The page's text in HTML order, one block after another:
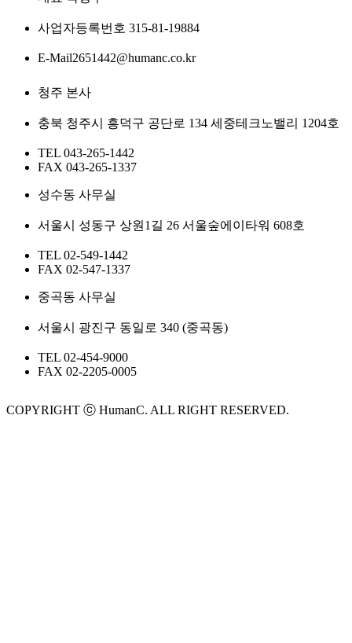
사업자등록번호 315-81-19884
E-Mail2651442@humanc.co.kr
청주 본사
충북 청주시 흥덕구 공단로 134 세중테크노밸리 1204호
TEL 043-265-1442
FAX 043-265-1337
성수동 사무실
서울시 성동구 상원1길 26 서울숲에이타워 608호
TEL 02-549-1442
FAX 02-547-1337
중곡동 사무실
서울시 광진구 동일로 340 (중곡동)
TEL 02-454-9000
FAX 02-2205-0005
COPYRIGHT ⓒ HumanC. ALL RIGHT RESERVED.